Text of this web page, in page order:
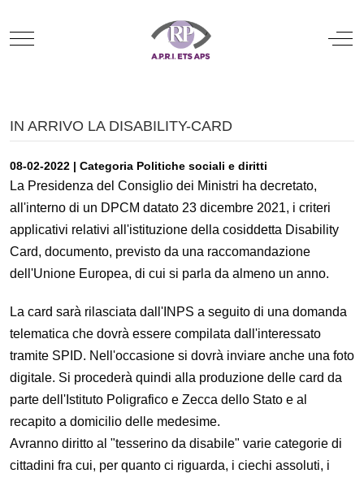
Mobile Menu Toggle Off-
IN ARRIVO LA DISABILITY-CARD
08-02-2022 | Categoria Politiche sociali e diritti
La Presidenza del Consiglio dei Ministri ha decretato,
all'interno di un DPCM datato 23 dicembre 2021, i criteri
applicativi relativi all'istituzione della cosiddetta Disability
Card, documento, previsto da una raccomandazione
dell'Unione Europea, di cui si parla da almeno un anno.
La card sarà rilasciata dall'INPS a seguito di una domanda
telematica che dovrà essere compilata dall'interessato
tramite SPID. Nell'occasione si dovrà inviare anche una foto
digitale. Si procederà quindi alla produzione delle card da
parte dell'Istituto Poligrafico e Zecca dello Stato e al
recapito a domicilio delle medesime.
Avranno diritto al "tesserino da disabile" varie categorie di
cittadini fra cui, per quanto ci riguarda, i ciechi assoluti, i